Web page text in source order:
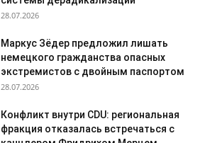
28.07.2026
Маркус Зёдер предложил лишать
немецкого гражданства опасных
экстремистов с двойным паспортом
28.07.2026
Конфликт внутри CDU: региональная
фракция отказалась встречаться с